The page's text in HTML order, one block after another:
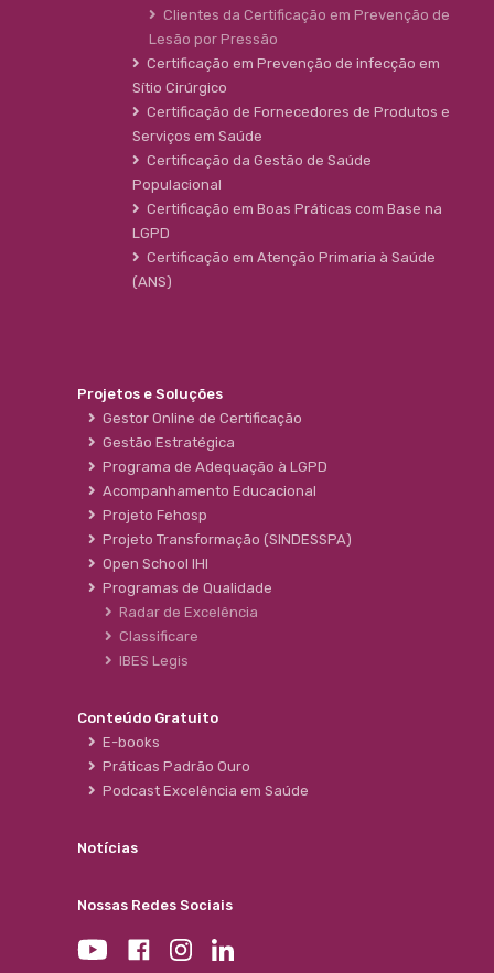
Clientes da Certificação em Prevenção de
Lesão por Pressão
Certificação em Prevenção de infecção em
Sítio Cirúrgico
Certificação de Fornecedores de Produtos e
Serviços em Saúde
Certificação da Gestão de Saúde
Populacional
Certificação em Boas Práticas com Base na
LGPD
Certificação em Atenção Primaria à Saúde
(ANS)
Projetos e Soluções
Gestor Online de Certificação
Gestão Estratégica
Programa de Adequação à LGPD
Acompanhamento Educacional
Projeto Fehosp
Projeto Transformação (SINDESSPA)
Open School IHI
Programas de Qualidade
Radar de Excelência
Classificare
IBES Legis
Conteúdo Gratuito
E-books
Práticas Padrão Ouro
Podcast Excelência em Saúde
Notícias
Nossas Redes Sociais